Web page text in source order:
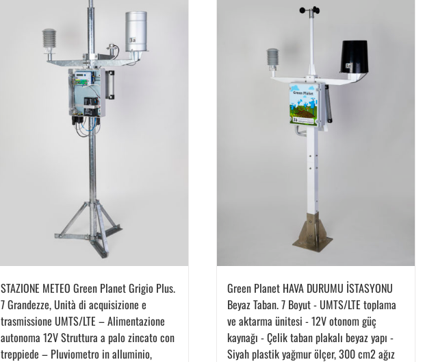
STAZIONE METEO Green Planet Grigio Plus.
7 Grandezze, Unità di acquisizione e
trasmissione UMTS/LTE – Alimentazione
autonoma 12V Struttura a palo zincato con
treppiede – Pluviometro in alluminio,
Green Planet HAVA DURUMU İSTASYONU
Beyaz Taban. 7 Boyut - UMTS/LTE toplama
ve aktarma ünitesi - 12V otonom güç
kaynağı - Çelik taban plakalı beyaz yapı -
Siyah plastik yağmur ölçer, 300 cm2 ağız